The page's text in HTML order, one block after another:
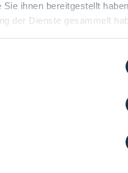
ihnen bereitgestellt
der Dienste gesammelt
der
Prozesstechnik.
Stand, kannst
relevanten Themen